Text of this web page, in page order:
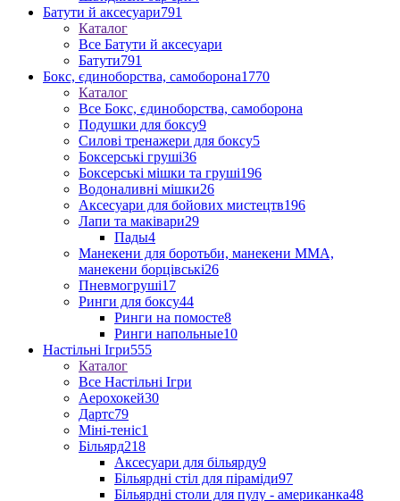
Батути й аксесуари791
Каталог
Все Батути й аксесуари
Батути791
Бокс, єдиноборства, самоборона1770
Каталог
Все Бокс, єдиноборства, самоборона
Подушки для боксу9
Силові тренажери для боксу5
Боксерські груші36
Боксерські мішки та груші196
Водоналивні мішки26
Аксесуари для бойових мистецтв196
Лапи та маківари29
Пады4
Манекени для боротьби, манекени ММА,
манекени борцівські26
Пневмогруші17
Ринги для боксу44
Ринги на помосте8
Ринги напольные10
Настільні Ігри555
Каталог
Все Настільні Ігри
Аерохокей30
Дартс79
Міні-теніс1
Більярд218
Аксесуари для більярду9
Більярдні стіл для піраміди97
Більярдні столи для пулу - американка48